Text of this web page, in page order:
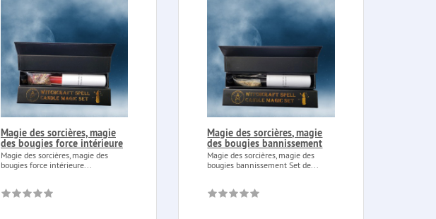
Magie des sorcières, magie
des bougies force intérieure
Magie des sorcières, magie des
bougies force intérieure...
Magie des sorcières, magie
des bougies bannissement
Magie des sorcières, magie des
bougies bannissement Set de...